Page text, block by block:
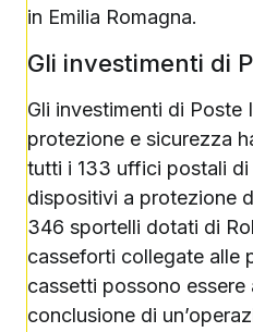
in Emilia Romagna.
Gli investimenti di
Gli investimenti di Poste
protezione e sicurezza
tutti i 133 uffici postali
dispositivi a protezione
346 sportelli dotati di
casseforti collegate alle
cassetti possono essere
conclusione di